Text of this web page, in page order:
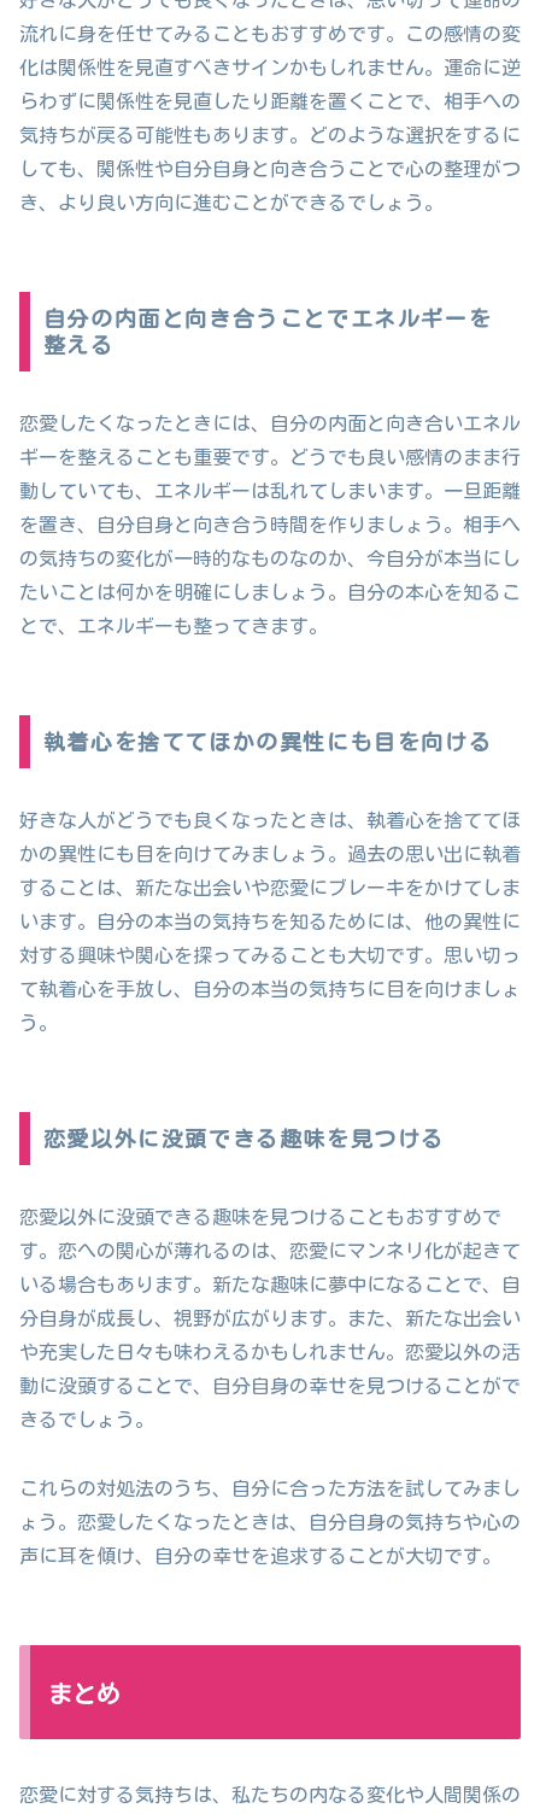
流れに身を任せてみることもおすすめです。この感情の変
化は関係性を見直すべきサインかもしれません。運命に逆
らわずに関係性を見直したり距離を置くことで、相手への
気持ちが戻る可能性もあります。どのような選択をするに
しても、関係性や自分自身と向き合うことで心の整理がつ
き、より良い方向に進むことができるでしょう。
自分の内面と向き合うことでエネルギーを
整える
恋愛したくなったときには、自分の内面と向き合いエネル
ギーを整えることも重要です。どうでも良い感情のまま行
動していても、エネルギーは乱れてしまいます。一旦距離
を置き、自分自身と向き合う時間を作りましょう。相手へ
の気持ちの変化が一時的なものなのか、今自分が本当にし
たいことは何かを明確にしましょう。自分の本心を知るこ
とで、エネルギーも整ってきます。
執着心を捨ててほかの異性にも目を向ける
好きな人がどうでも良くなったときは、執着心を捨ててほ
かの異性にも目を向けてみましょう。過去の思い出に執着
することは、新たな出会いや恋愛にブレーキをかけてしま
います。自分の本当の気持ちを知るためには、他の異性に
対する興味や関心を探ってみることも大切です。思い切っ
て執着心を手放し、自分の本当の気持ちに目を向けましょ
う。
恋愛以外に没頭できる趣味を見つける
恋愛以外に没頭できる趣味を見つけることもおすすめで
す。恋への関心が薄れるのは、恋愛にマンネリ化が起きて
いる場合もあります。新たな趣味に夢中になることで、自
分自身が成長し、視野が広がります。また、新たな出会い
や充実した日々も味わえるかもしれません。恋愛以外の活
動に没頭することで、自分自身の幸せを見つけることがで
きるでしょう。
これらの対処法のうち、自分に合った方法を試してみまし
ょう。恋愛したくなったときは、自分自身の気持ちや心の
声に耳を傾け、自分の幸せを追求することが大切です。
まとめ
恋愛に対する気持ちは、私たちの内なる変化や人間関係の